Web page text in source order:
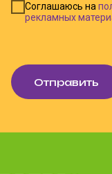
Соглашаюсь на
рекламных
Отправить